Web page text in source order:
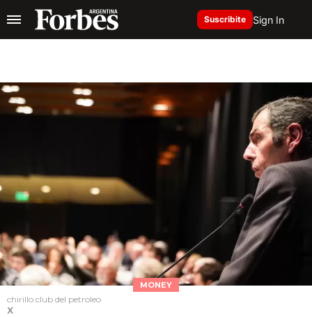
Suscribite Sign In
MONEY
chirillo club del petroleo
X